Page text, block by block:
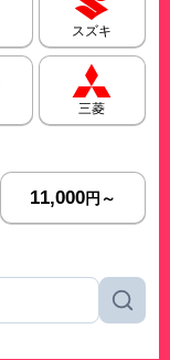
スズキ
三菱
11,000円～